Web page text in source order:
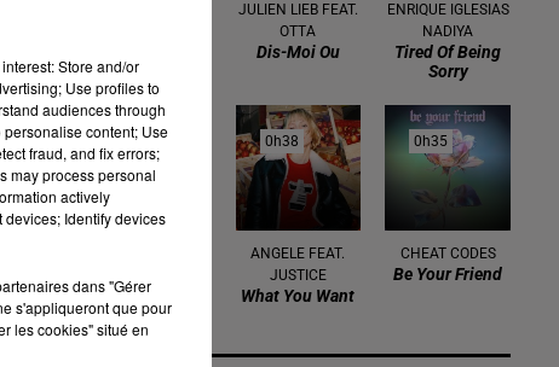
JULIEN LIEB FEAT.
OTTA
Dis-Moi Ou
ENRIQUE IGLESIAS
NADIYA
Tired Of Being
Sorry
0h41
0h41
Reanyme
0h38
0h38
ANGELE FEAT.
JUSTICE
What You Want
0h35
0h35
CHEAT CODES
Be Your Friend
Store and/or
Use profiles to
audiences through
content; Use
fraud, and fix errors;
may process personal
actively
Identify devices
dans "Gérer
s'appliqueront que pour
les cookies" situé en